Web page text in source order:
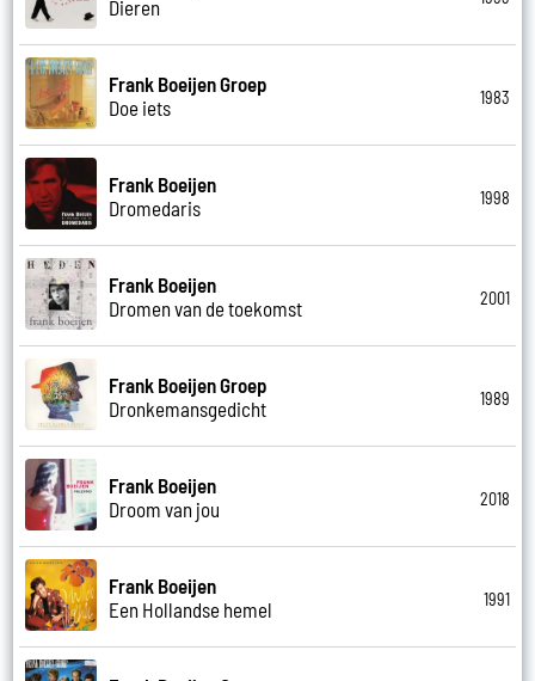
Dieren
Frank Boeijen Groep
Doe iets
1983
Frank Boeijen
Dromedaris
1998
Frank Boeijen
Dromen van de toekomst
2001
Frank Boeijen Groep
Dronkemansgedicht
1989
Frank Boeijen
Droom van jou
2018
Frank Boeijen
Een Hollandse hemel
1991